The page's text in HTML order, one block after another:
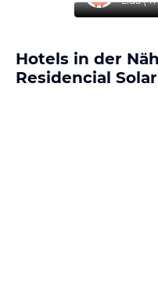
Hotels in der
Residencial Solar